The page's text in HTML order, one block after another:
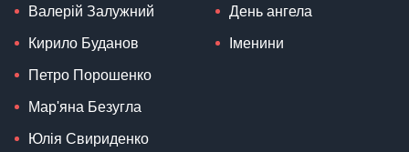
Валерій Залужний
Кирило Буданов
Петро Порошенко
Мар'яна Безугла
Юлія Свириденко
День ангела
Іменини